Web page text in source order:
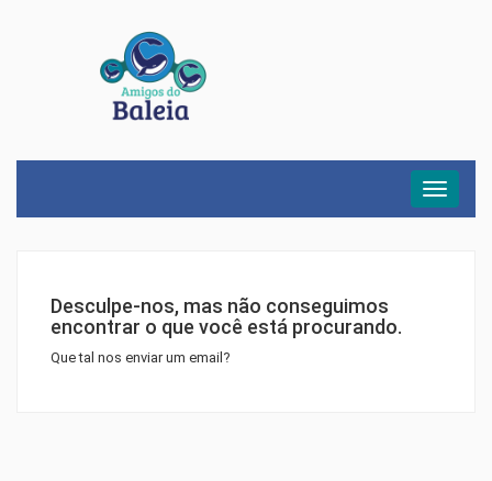
Menu
Desculpe-nos, mas não conseguimos
encontrar o que você está procurando.
Que tal nos enviar um email?